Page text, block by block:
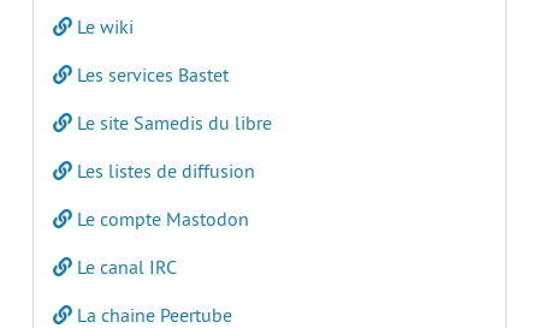
Le wiki
Les services Bastet
Le site Samedis du libre
Les listes de diffusion
Le compte Mastodon
Le canal IRC
La chaine Peertube